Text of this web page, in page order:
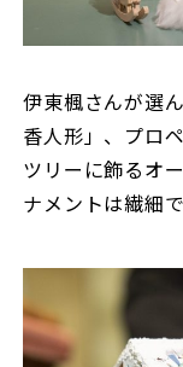
伊東楓さんが選
香人形」、プロ
ツリーに飾るオ
ナメントは繊細